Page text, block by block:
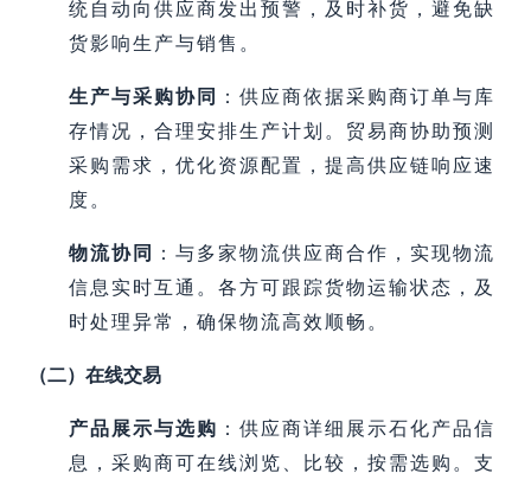
统自动向供应商发出预警，及时补货，避免缺
货影响生产与销售。
生产与采购协同
：供应商依据采购商订单与库
存情况，合理安排生产计划。贸易商协助预测
采购需求，优化资源配置，提高供应链响应速
度。
物流协同
：与多家物流供应商合作，实现物流
信息实时互通。各方可跟踪货物运输状态，及
时处理异常，确保物流高效顺畅。
（二）在线交易
产品展示与选购 ：供应商详细展示石化产品信
息，采购商可在线浏览、比较，按需选购。支